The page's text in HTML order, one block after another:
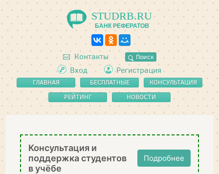
STUDRB.RU
БАНК РЕФЕРАТОВ
Контакты Поиск
Вход Регистрация
ГЛАВНАЯ
БЕСПЛАТНЫЕ
РЕФЕРАТЫ
КОНСУЛЬТАЦИЯ
РЕЙТИНГ
НОВОСТИ
Консультация и
поддержка студентов
в учёбе
Подробнее